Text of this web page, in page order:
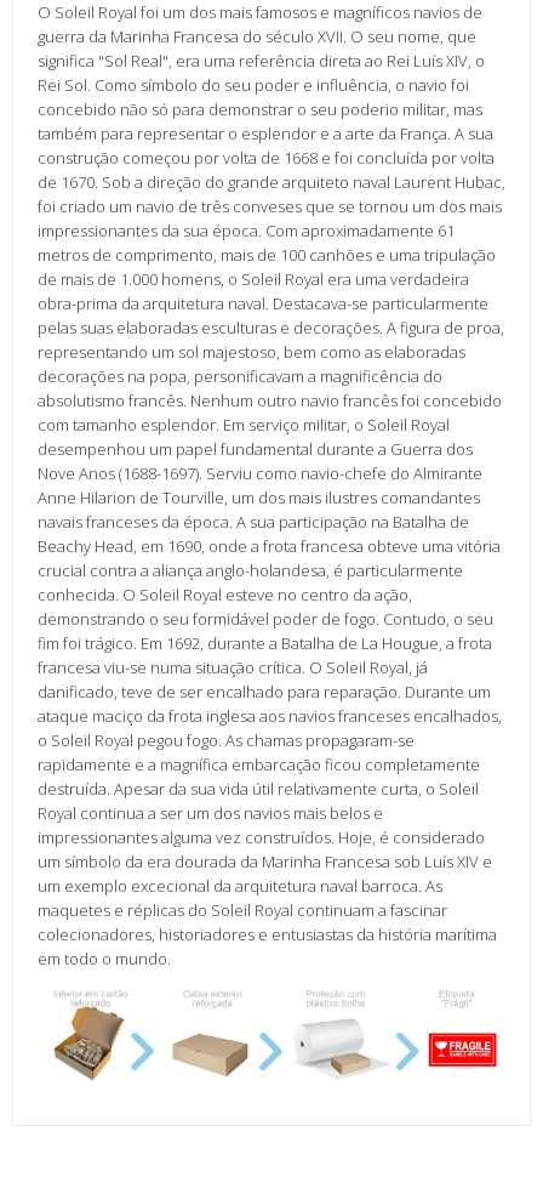
O Soleil Royal foi um dos mais famosos e magníficos navios de
guerra da Marinha Francesa do século XVII. O seu nome, que
significa "Sol Real", era uma referência direta ao Rei Luís XIV, o
Rei Sol. Como símbolo do seu poder e influência, o navio foi
concebido não só para demonstrar o seu poderio militar, mas
também para representar o esplendor e a arte da França. A sua
construção começou por volta de 1668 e foi concluída por volta
de 1670. Sob a direção do grande arquiteto naval Laurent Hubac,
foi criado um navio de três conveses que se tornou um dos mais
impressionantes da sua época. Com aproximadamente 61
metros de comprimento, mais de 100 canhões e uma tripulação
de mais de 1.000 homens, o Soleil Royal era uma verdadeira
obra-prima da arquitetura naval. Destacava-se particularmente
pelas suas elaboradas esculturas e decorações. A figura de proa,
representando um sol majestoso, bem como as elaboradas
decorações na popa, personificavam a magnificência do
absolutismo francês. Nenhum outro navio francês foi concebido
com tamanho esplendor. Em serviço militar, o Soleil Royal
desempenhou um papel fundamental durante a Guerra dos
Nove Anos (1688-1697). Serviu como navio-chefe do Almirante
Anne Hilarion de Tourville, um dos mais ilustres comandantes
navais franceses da época. A sua participação na Batalha de
Beachy Head, em 1690, onde a frota francesa obteve uma vitória
crucial contra a aliança anglo-holandesa, é particularmente
conhecida. O Soleil Royal esteve no centro da ação,
demonstrando o seu formidável poder de fogo. Contudo, o seu
fim foi trágico. Em 1692, durante a Batalha de La Hougue, a frota
francesa viu-se numa situação crítica. O Soleil Royal, já
danificado, teve de ser encalhado para reparação. Durante um
ataque maciço da frota inglesa aos navios franceses encalhados,
o Soleil Royal pegou fogo. As chamas propagaram-se
rapidamente e a magnífica embarcação ficou completamente
destruída. Apesar da sua vida útil relativamente curta, o Soleil
Royal continua a ser um dos navios mais belos e
impressionantes alguma vez construídos. Hoje, é considerado
um símbolo da era dourada da Marinha Francesa sob Luís XIV e
um exemplo excecional da arquitetura naval barroca. As
maquetes e réplicas do Soleil Royal continuam a fascinar
colecionadores, historiadores e entusiastas da história marítima
em todo o mundo.